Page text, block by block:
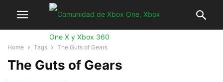
Home Tags The Guts of Gears
The Guts of Gears